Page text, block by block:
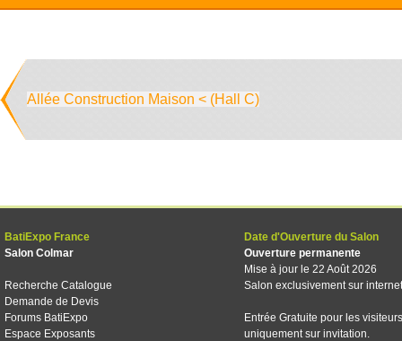
Allée Construction Maison < (Hall C)
BatiExpo France
Salon Colmar
Recherche Catalogue
Demande de Devis
Forums BatiExpo
Espace Exposants
Date d'Ouverture du Salon
Ouverture permanente
Mise à jour le 22 Août 2026
Salon exclusivement sur internet
Entrée Gratuite pour les visiteurs
uniquement sur invitation.